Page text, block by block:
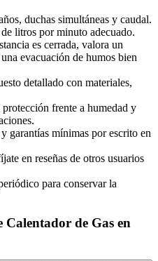
duchas simultáneas y caudal.
litros por minuto adecuado.
es cerrada, valora un
evacuación de humos bien
detallado con materiales,
frente a humedad y
garantías mínimas por escrito en
en reseñas de otros usuarios
para conservar la
Calentador de Gas en